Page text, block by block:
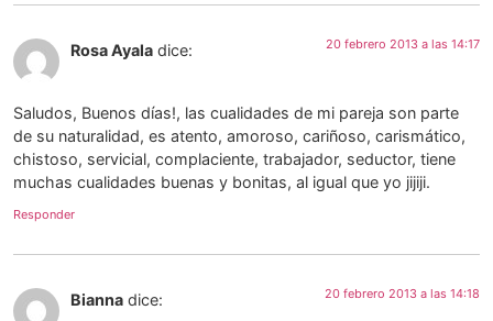
Rosa Ayala dice: 20 febrero 2013 a las 14:17
Saludos, Buenos días!, las cualidades de mi pareja son parte
de su naturalidad, es atento, amoroso, cariñoso, carismático,
chistoso, servicial, complaciente, trabajador, seductor, tiene
muchas cualidades buenas y bonitas, al igual que yo jijiji.
Responder
Bianna dice: 20 febrero 2013 a las 14:18